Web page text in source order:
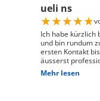
ueli ns
★★★★★
Ich habe kürzlich
und bin rundum
ersten Kontakt
äusserst
hervorheben
durch Herrn
Mehr lesen